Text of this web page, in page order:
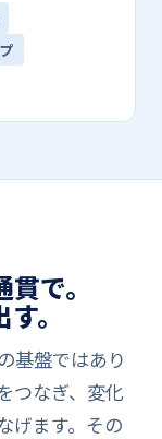
で。
。
基盤では​あり
つなぎ、​変化
げます。​その​